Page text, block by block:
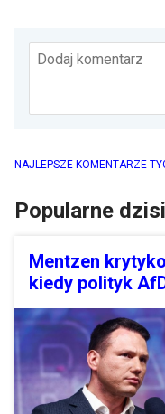
Dodaj komentarz
NAJLEPSZE KOMENTARZE
Popularne
Mentzen
kiedy polityk